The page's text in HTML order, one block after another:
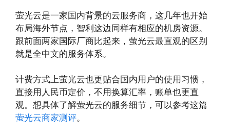
萤光云是一家国内背景的云服务商，这几年也开始
布局海外节点，智利这边同样有相应的机房资源。
跟前面两家国际厂商比起来，萤光云最直观的区别
就是全中文的服务体系。
计费方式上萤光云也更贴合国内用户的使用习惯，
直接用人民币定价，不用换算汇率，账单也更直
观。想具体了解萤光云的服务细节，可以参考这篇
萤光云商家测评。